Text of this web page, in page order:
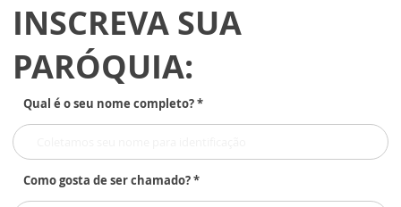
INSCREVA SUA
PARÓQUIA:
Qual é o seu nome completo? *
Como gosta de ser chamado? *